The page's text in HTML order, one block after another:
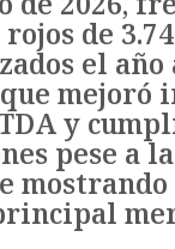
de
el
mejoró
y
pese a